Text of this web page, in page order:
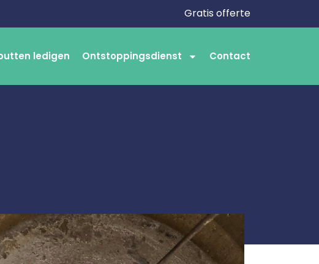
Gratis offerte
ledigen Ontstoppingsdienst Contact